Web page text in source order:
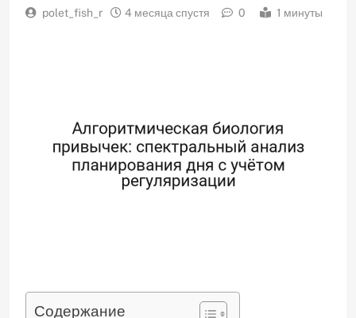
polet_fish_r 4 месяца спустя 0 1 минуты
Содержание